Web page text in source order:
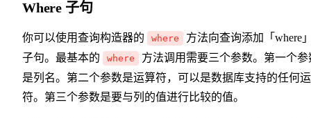
Where 子句
你可以使用查询构造器的 where
方法向查询添加「where
子句。最基本的
where
方法调用需要三个参数。第一个参
是列名。第二个参数是运算符，可以是数据库支持的任何
符。第三个参数是要与列的值进行比较的值。